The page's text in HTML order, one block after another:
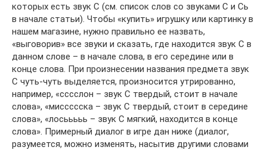
которых есть звук С (см. список слов со звуками С и Сь
в начале статьи). Чтобы «купить» игрушку или картинку в
нашем магазине, нужно правильно ее назвать,
«выговорив» все звуки и сказать, где находится звук С в
данном слове – в начале слова, в его середине или в
конце слова. При произнесении названия предмета звук
С чуть-чуть выделяется, произносится утрированно,
например, «сссслон – звук С твердый, стоит в начале
слова», «миссссска – звук С твердый, стоит в середине
слова», «лосььььь – звук С мягкий, находится в конце
слова». Примерный диалог в игре дан ниже (диалог,
разумеется, можно изменять, насытив другими словами